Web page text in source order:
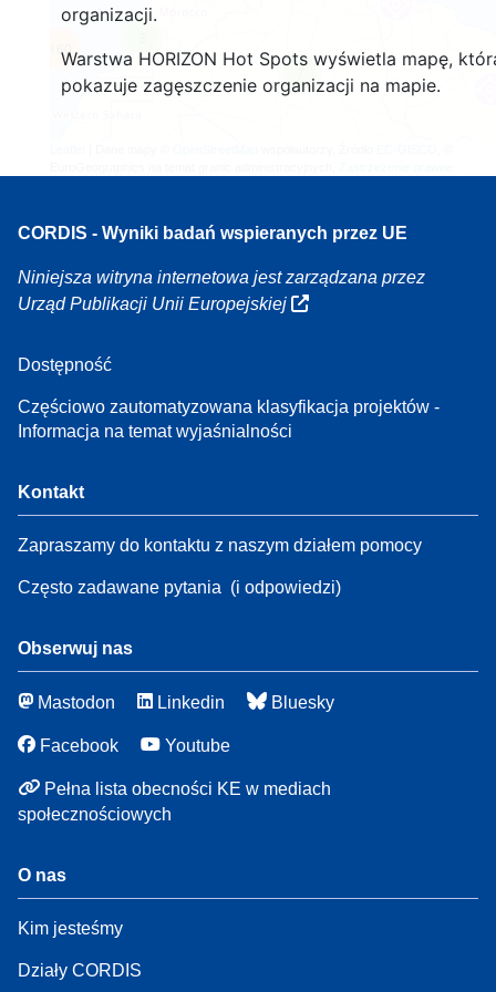
organizacji.
Warstwa HORIZON Hot Spots wyświetla mapę,
pokazuje zagęszczenie organizacji na mapie.
7
160
CORDIS - Wyniki badań wspieranych przez UE
Niniejsza witryna internetowa jest zarządzana przez
Urząd Publikacji Unii Europejskiej
Dostępność
Częściowo zautomatyzowana klasyfikacja projektów -
Informacja na temat wyjaśnialności
Kontakt
Zapraszamy do kontaktu z naszym działem pomocy
Często zadawane pytania (i odpowiedzi)
Obserwuj nas
Mastodon Linkedin Bluesky
Facebook Youtube
Pełna lista obecności KE w mediach
społecznościowych
O nas
Kim jesteśmy
Działy CORDIS